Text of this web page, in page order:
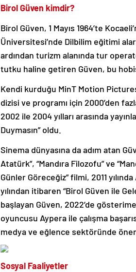
Birol Güven kimdir?
Birol Güven, 1 Mayıs 1964’te
Üniversitesi’nde Dilbilim eğitimi
ardından turizm alanında tur
tutku haline getiren Güven, bu
Kendi kurduğu MinT Motion
dizisi ve programı için 2000’den
2002 ile 2004 yılları arasında
Duymasın” oldu.
Sinema dünyasına da adım atan
Atatürk”, “Mandıra Filozofu” ve
Günler Göreceğiz” filmi, 2011
yılından itibaren “Birol Güven ile
başlayan Güven, 2022’de
oyuncusu Aypera ile çalışma
medya ve eğlence sektöründe
Sosyal Faaliyetler